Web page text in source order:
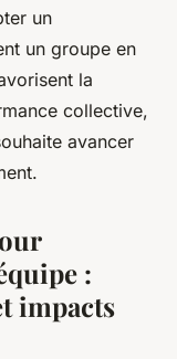
un
un groupe en
la
collective,
avancer
:
impacts